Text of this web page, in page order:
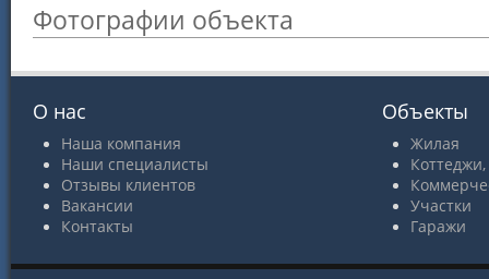
Фотографии объекта
О нас
Наша компания
Наши специалисты
Отзывы клиентов
Вакансии
Контакты
Объекты
Жилая
Участки
Гаражи